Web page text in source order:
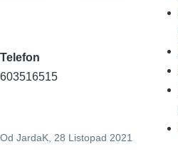
Telefon
603516515
Od JardaK, 28 Listopad 2021